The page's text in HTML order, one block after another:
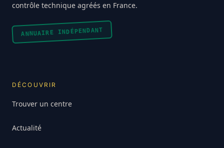
contrôle technique agréés en France.
ANNUAIRE INDÉPENDANT
DÉCOUVRIR
Trouver un centre
Actualité